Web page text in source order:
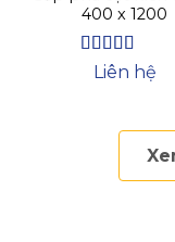
400 x 1200
Được xếp
5
Liên hệ